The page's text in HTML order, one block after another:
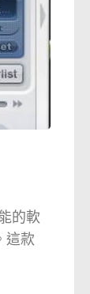
的軟
這款